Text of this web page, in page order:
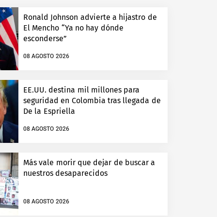
Ronald Johnson advierte a hijastro de
El Mencho “Ya no hay dónde
esconderse”
08 AGOSTO 2026
EE.UU. destina mil millones para
seguridad en Colombia tras llegada de
De la Espriella
08 AGOSTO 2026
Más vale morir que dejar de buscar a
nuestros desaparecidos
08 AGOSTO 2026